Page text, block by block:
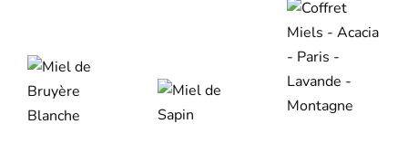
MIEL
DE
BRUYÈRE
BLANCHE
MIEL
DE
SAPIN
MIELS :
ACACIA
– PARIS
LAVANDE
–